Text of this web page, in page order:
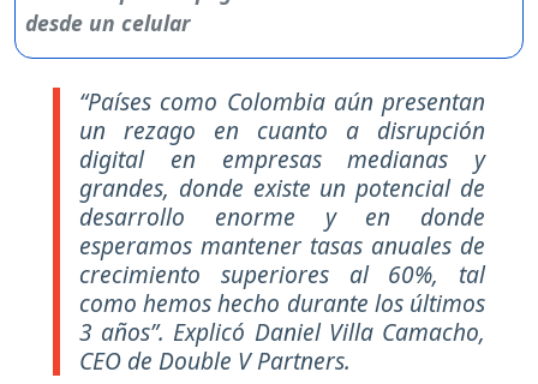
“Países como Colombia aún presentan
un rezago en cuanto a disrupción
digital en empresas medianas y
grandes, donde existe un potencial de
desarrollo enorme y en donde
esperamos mantener tasas anuales de
crecimiento superiores al 60%, tal
como hemos hecho durante los últimos
3 años”. Explicó Daniel Villa Camacho,
CEO de Double V Partners.